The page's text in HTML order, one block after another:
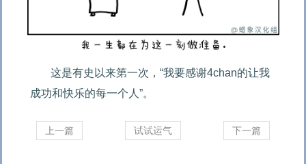
这是有史以来第一次，“我要感谢4chan的让我
成功和快乐的每一个人”。
上一篇 下一篇
试试运气